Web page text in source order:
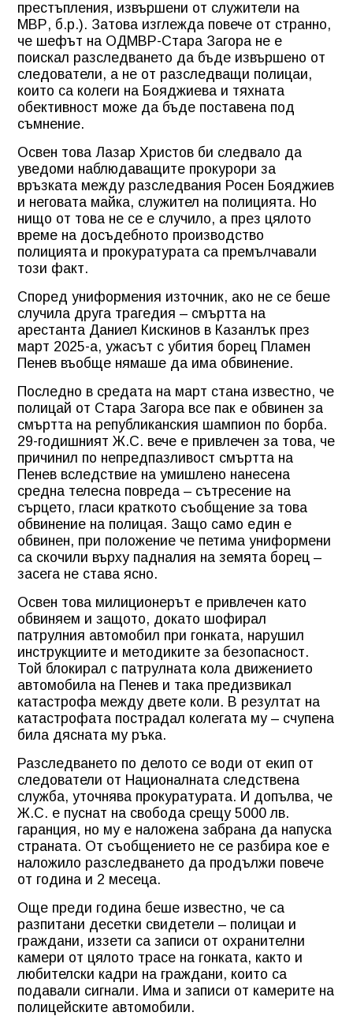
престъпления, извършени от служители на
МВР, б.р.). Затова изглежда повече от странно,
че шефът на ОДМВР-Стара Загора не е
поискал разследването да бъде извършено от
следователи, а не от разследващи полицаи,
които са колеги на Бояджиева и тяхната
обективност може да бъде поставена под
съмнение.
Освен това Лазар Христов би следвало да
уведоми наблюдаващите прокурори за
връзката между разследвания Росен Бояджиев
и неговата майка, служител на полицията. Но
нищо от това не се е случило, а през цялото
време на досъдебното производство
полицията и прокуратурата са премълчавали
този факт.
Според униформения източник, ако не се беше
случила друга трагедия – смъртта на
арестанта Даниел Кискинов в Казанлък през
март 2025-а, ужасът с убития борец Пламен
Пенев въобще нямаше да има обвинение.
Последно в средата на март стана известно, че
полицай от Стара Загора все пак е обвинен за
смъртта на републиканския шампион по борба.
29-годишният Ж.С. вече е привлечен за това, че
причинил по непредпазливост смъртта на
Пенев вследствие на умишлено нанесена
средна телесна повреда – сътресение на
сърцето, гласи краткото съобщение за това
обвинение на полицая. Защо само един е
обвинен, при положение че петима униформени
са скочили върху падналия на земята борец –
засега не става ясно.
Освен това милиционерът е привлечен като
обвиняем и защото, докато шофирал
патрулния автомобил при гонката, нарушил
инструкциите и методиките за безопасност.
Той блокирал с патрулната кола движението
автомобила на Пенев и така предизвикал
катастрофа между двете коли. В резултат на
катастрофата пострадал колегата му – счупена
била дясната му ръка.
Разследването по делото се води от екип от
следователи от Националната следствена
служба, уточнява прокуратурата. И допълва, че
Ж.С. е пуснат на свобода срещу 5000 лв.
гаранция, но му е наложена забрана да напуска
страната. От съобщението не се разбира кое е
наложило разследването да продължи повече
от година и 2 месеца.
Още преди година беше известно, че са
разпитани десетки свидетели – полицаи и
граждани, иззети са записи от охранителни
камери от цялото трасе на гонката, както и
любителски кадри на граждани, които са
подавали сигнали. Има и записи от камерите на
полицейските автомобили.